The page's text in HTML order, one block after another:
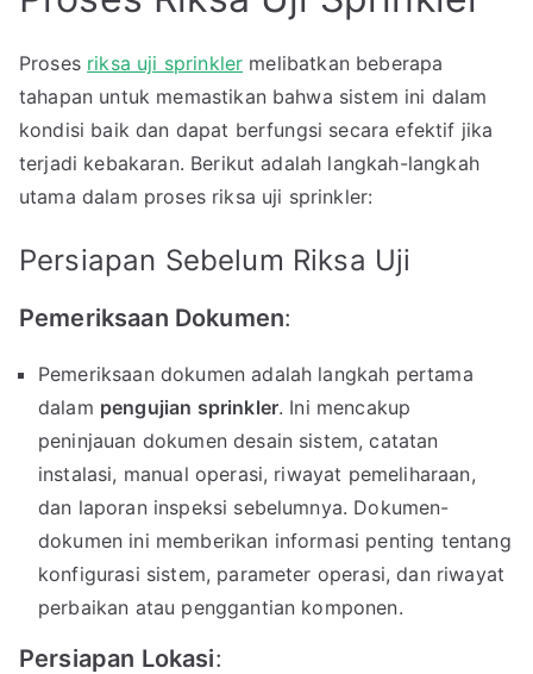
Proses riksa uji sprinkler melibatkan beberapa
tahapan untuk memastikan bahwa sistem ini dalam
kondisi baik dan dapat berfungsi secara efektif jika
terjadi kebakaran. Berikut adalah langkah-langkah
utama dalam proses riksa uji sprinkler:
Persiapan Sebelum Riksa Uji
Pemeriksaan Dokumen:
Pemeriksaan dokumen adalah langkah pertama
dalam pengujian sprinkler. Ini mencakup
peninjauan dokumen desain sistem, catatan
instalasi, manual operasi, riwayat pemeliharaan,
dan laporan inspeksi sebelumnya. Dokumen-
dokumen ini memberikan informasi penting tentang
konfigurasi sistem, parameter operasi, dan riwayat
perbaikan atau penggantian komponen.
Persiapan Lokasi: